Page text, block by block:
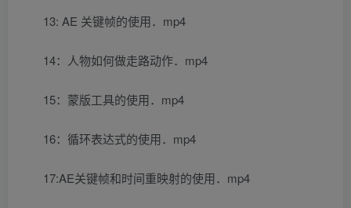
13: AE 关键帧的使用．mp4
14：人物如何做走路动作．mp4
15：蒙版工具的使用．mp4
16：循环表达式的使用．mp4
17:AE关键帧和时间重映射的使用．mp4